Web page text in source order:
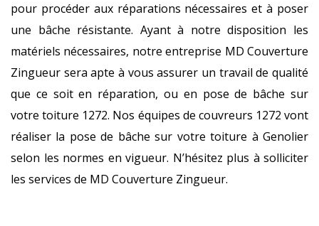
pour procéder aux réparations nécessaires et à poser
une bâche résistante. Ayant à notre disposition les
matériels nécessaires, notre entreprise MD Couverture
Zingueur sera apte à vous assurer un travail de qualité
que ce soit en réparation, ou en pose de bâche sur
votre toiture 1272. Nos équipes de couvreurs 1272 vont
réaliser la pose de bâche sur votre toiture à Genolier
selon les normes en vigueur. N’hésitez plus à solliciter
les services de MD Couverture Zingueur.